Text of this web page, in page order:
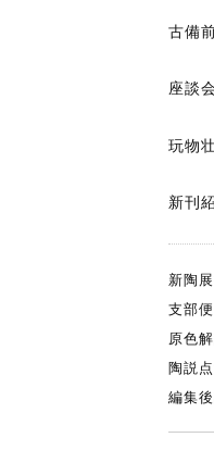
古備
座談
玩物
新刊
新陶
支部
原色
陶説
編集